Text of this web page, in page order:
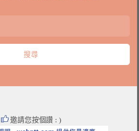
邀請您按個讚 : )